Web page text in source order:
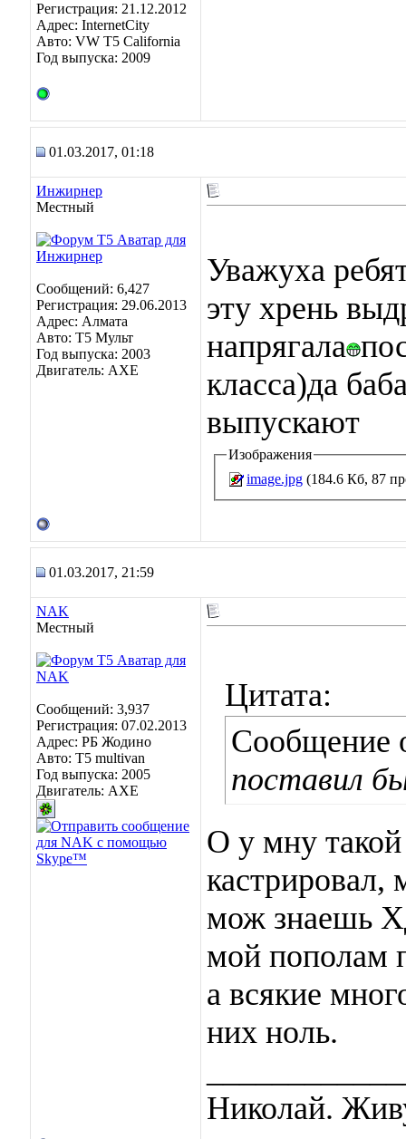
Регистрация: 21.12.2012
Адрес: InternetCity
Авто: VW T5 California
Год выпуска: 2009
01.03.2017, 01:18
Инжирнер
Местный
Сообщений: 6,427
Регистрация: 29.06.2013
Адрес: Алмата
Авто: Т5 Мульт
Год выпуска: 2003
Двигатель: АХЕ
Уважуха
эту хрень
напрягала
класса)да
выпускают
Изображения
image.jpg (184.6 Кб, 87
01.03.2017, 21:59
NAK
Местный
Сообщений: 3,937
Регистрация: 07.02.2013
Адрес: РБ Жодино
Авто: T5 multivan
Год выпуска: 2005
Двигатель: AXE
Цитата:
Сообщение
поставил
О у мну такой
кастрировал,
мож знаешь
мой пополам
а всякие
них ноль.
Николай.